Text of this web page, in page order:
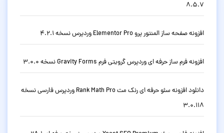
8.5.7
افزونه صفحه ساز المنتور پرو Elementor Pro وردپرس نسخه 4.2.1
افزونه فرم ساز حرفه ای وردپرس گرویتی فرم Gravity Forms نسخه 3.0.0
دانلود افزونه سئو حرفه ای رنک مث Rank Math Pro وردپرس فارسی نسخه
3.0.118